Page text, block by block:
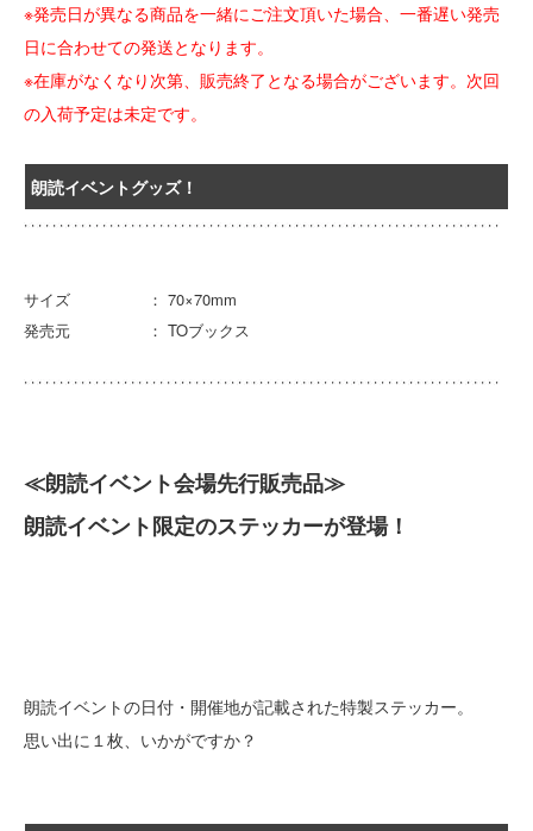
※発売日が異なる商品を一緒にご注文頂いた場合、一番遅い発売
日に合わせての発送となります。
※在庫がなくなり次第、販売終了となる場合がございます。次回
の入荷予定は未定です。
朗読イベントグッズ！
サイズ ： 70×70mm
発売元 ： TOブックス
≪朗読イベント会場先行販売品≫
朗読イベント限定のステッカーが登場！
朗読イベントの日付・開催地が記載された特製ステッカー。
思い出に１枚、いかがですか？